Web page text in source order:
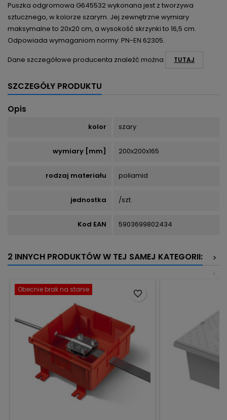
Puszka odgromowa G645532 wykonana jest z tworzywa
sztucznego, w kolorze szarym. Jej zewnętrzne wymiary
maksymalne to 20x20 cm, a wysokość skrzynki to 16,5 cm.
Odpowiada wymaganiom normy: PN-EN 62305.
Dane szczegółowe producenta znaleźć można
TUTAJ
SZCZEGÓŁY PRODUKTU
Opis
kolor szary
wymiary [mm] 200x200x165
rodzaj materiału poliamid
jednostka /szt.
Kod EAN 5903699802434
2 INNYCH PRODUKTÓW W TEJ SAMEJ KATEGORII:
>
<
Obecnie brak na stanie favorite_border